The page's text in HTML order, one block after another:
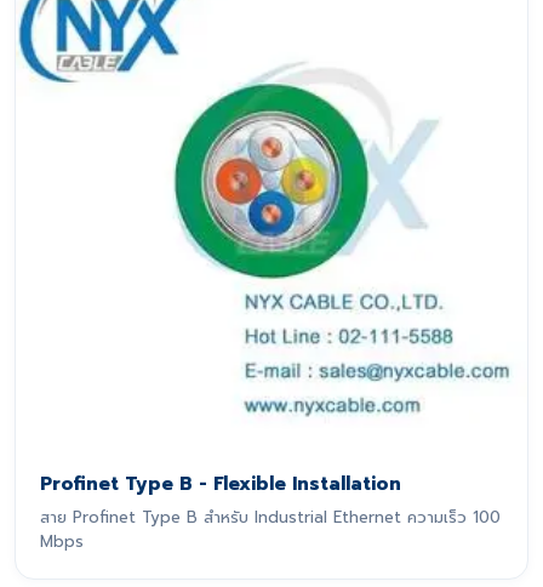
Profinet Type B - Flexible Installation
สาย Profinet Type B สำหรับ Industrial Ethernet ความเร็ว 100
Mbps